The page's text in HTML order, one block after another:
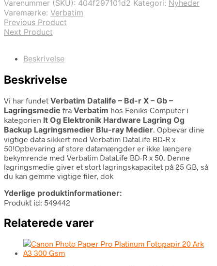
Varenummer (SKU): 404f297101d2 Kategori: Nyheder
Varemærke: Verbatim
Previous Product
Next Product
Beskrivelse
Beskrivelse
Vi har fundet Verbatim Datalife – Bd-r X – Gb –
Lagringsmedie fra Verbatim hos Føniks Computer i
kategorien It Og Elektronik Hardware Lagring Og
Backup Lagringsmedier Blu-ray Medier. Opbevar dine
vigtige data sikkert med Verbatim DataLife BD-R x
50!Opbevaring af store datamængder er ikke længere
bekymrende med Verbatim DataLife BD-R x 50. Denne
lagringsmedie giver et stort lagringskapacitet på 25 GB, så
du kan gemme vigtige filer, dok
Yderlige produktinformationer:
Produkt id: 549442
Relaterede varer